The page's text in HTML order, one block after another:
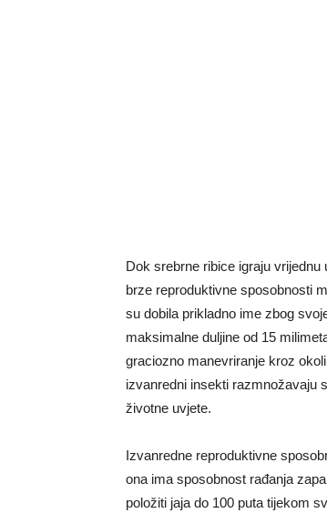
Dok srebrne ribice igraju
brze reproduktivne sposobnosti
su dobila prikladno ime zbog
maksimalne duljine od 15
graciozno manevriranje kroz
izvanredni insekti razmnožavaju
životne uvjete.
Izvanredne reproduktivne
ona ima sposobnost rađanja
položiti jaja do 100 puta tijekom